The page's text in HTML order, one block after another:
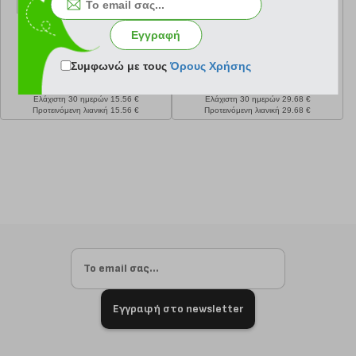
κωδ.108116805
Ελάχιστη 30 ημερών 15.56 €
Προτεινόμενη λιανική 15.56 €
κωδ.108114120
Ελάχιστη 30 ημερών 29.68 €
Προτεινόμενη λιανική 29.68 €
Εγγραφή στο newsletter
Εγγραφή
Συμφωνώ με τουςΌρους Χρήσης